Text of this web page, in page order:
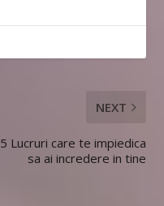
NEXT
5 Lucruri care te impiedica
sa ai incredere in tine